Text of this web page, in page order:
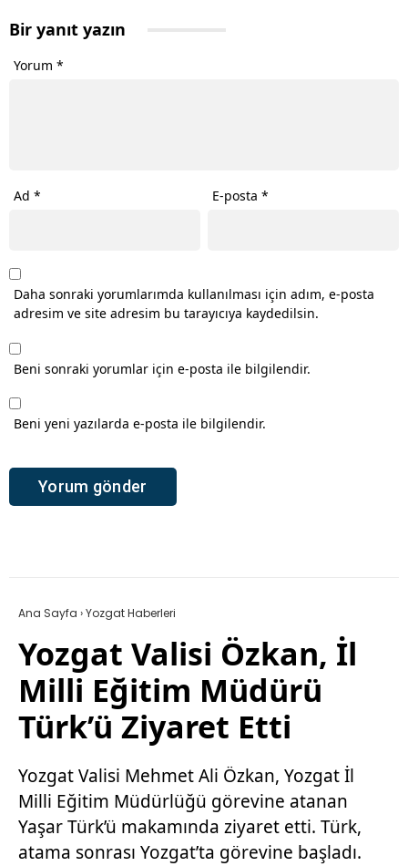
Bir yanıt yazın
Yorum *
Ad * E-posta*
Daha sonraki yorumlarımda kullanılması için adım, e-posta
adresim ve site adresim bu tarayıcıya kaydedilsin.
Beni sonraki yorumlar için e-posta ile bilgilendir.
Beni yeni yazılarda e-posta ile bilgilendir.
Ana Sayfa ›Yozgat Haberleri
Yozgat Valisi Özkan, İl
Milli Eğitim Müdürü
Türk’ü Ziyaret Etti
Yozgat Valisi Mehmet Ali Özkan, Yozgat İl
Milli Eğitim Müdürlüğü görevine atanan
Yaşar Türk’ü makamında ziyaret etti. Türk,
atama sonrası Yozgat’ta görevine başladı.